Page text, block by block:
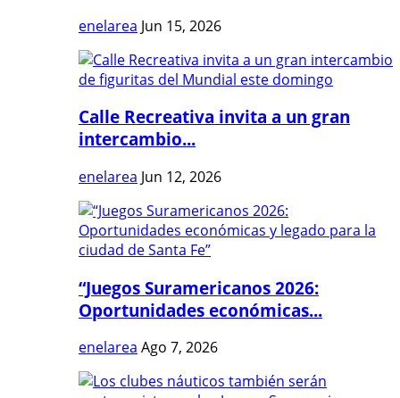
enelarea Jun 15, 2026
Calle Recreativa invita a un gran
intercambio...
enelarea Jun 12, 2026
“Juegos Suramericanos 2026:
Oportunidades económicas...
enelarea Ago 7, 2026